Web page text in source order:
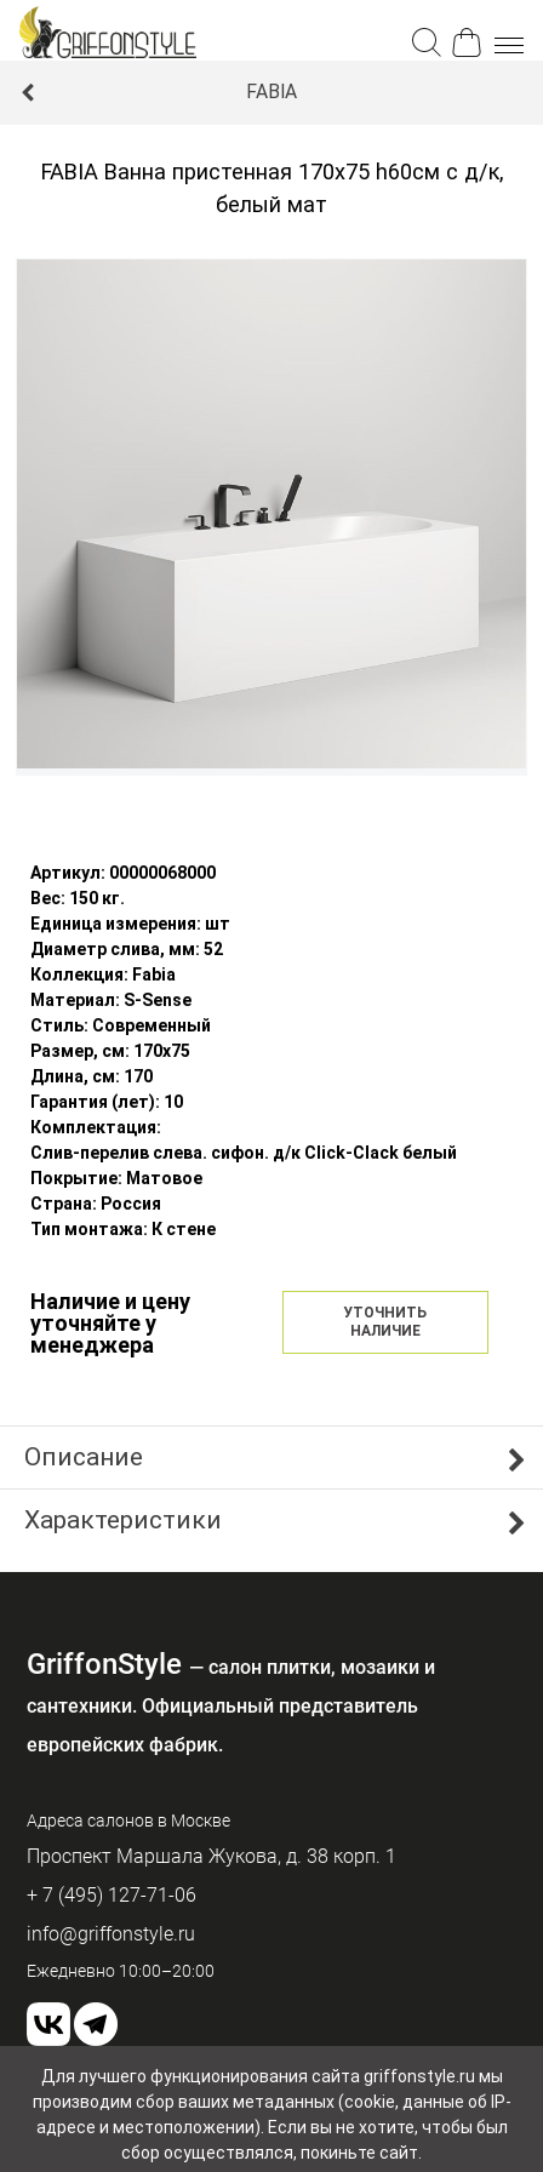
FABIA
FABIA Ванна пристенная 170х75 h60см с д/к,
белый мат
Артикул: 00000068000
Вес: 150 кг.
Единица измерения: шт
Диаметр слива, мм: 52
Коллекция: Fabia
Материал: S-Sense
Стиль: Современный
Размер, см: 170x75
Длина, см: 170
Гарантия (лет): 10
Комплектация:
Слив-перелив слева. сифон. д/к Click-Clack белый
Покрытие: Матовое
Страна: Россия
Тип монтажа: К стене
Наличие и цену
уточняйте у
менеджера
УТОЧНИТЬ
НАЛИЧИЕ
Описание
Характеристики
GriffonStyle — cалон плитки, мозаики и
сантехники. Официальный представитель
европейских фабрик.
Адреса салонов в Москве
Проспект Маршала Жукова, д. 38 корп. 1
+ 7 (495) 127-71-06
info@griffonstyle.ru
Ежедневно 10:00–20:00
© GriffonStyle 2026
Пользовательское соглашение и конфиденциальность
Для лучшего функционирования сайта griffonstyle.ru мы
производим сбор ваших метаданных (cookie, данные об IP-
адресе и местоположении). Если вы не хотите, чтобы был
сбор осуществлялся, покиньте сайт.